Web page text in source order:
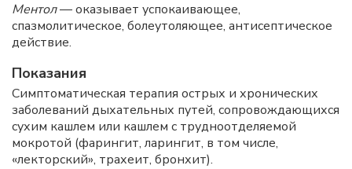
Ментол— оказывает успокаивающее,
спазмолитическое, болеутоляющее, антисептическое
действие.
Показания
Симптоматическая терапия острых и хронических
заболеваний дыхательных путей, сопровождающихся
сухим кашлем или кашлем с трудноотделяемой
мокротой (фарингит, ларингит, в том числе,
«лекторский», трахеит, бронхит).